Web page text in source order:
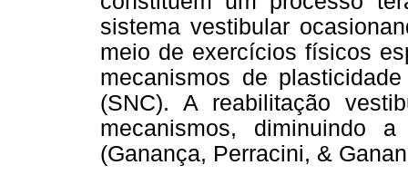
sistema vestibular
meio de exercícios físicos
mecanismos de
(SNC). A reabilitação
mecanismos, diminuindo
(Ganança, Perracini, &